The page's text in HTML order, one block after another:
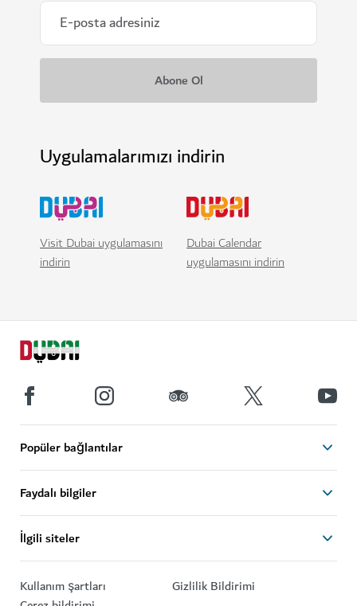
Uygulamalarımızı indirin
Visit Dubai uygulamasını
indirin
Dubai Calendar
uygulamasını indirin
Popüler bağlantılar
Faydalı bilgiler
İlgili siteler
Kullanım şartları
Gizlilik Bildirimi